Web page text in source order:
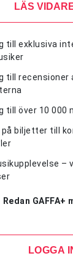
LÄS
till exklusiva
till recensioner
till över 10 000
på biljetter till
–
Redan GAFFA+
LOGGA